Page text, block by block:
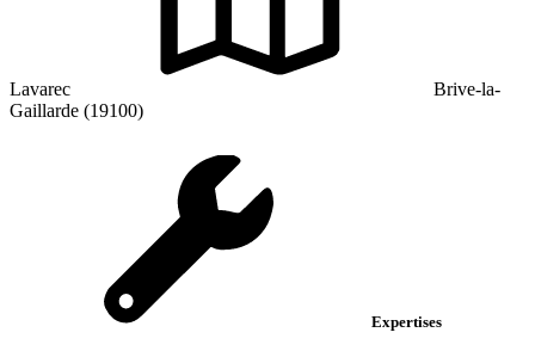
Lavarec
Brive-la-
Gaillarde (19100)
Expertises